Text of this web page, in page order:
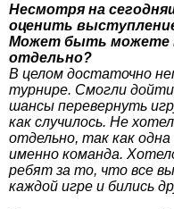
Несмотря на
оценить
Может быть можете
отдельно?
В целом достаточно
турнире. Смогли
шансы перевернуть
как случилось. Не
отдельно, так как
именно команда.
ребят за то, что все
каждой игре и бились